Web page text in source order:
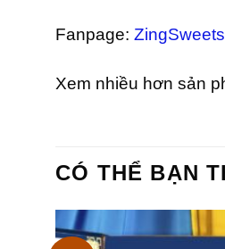
Fanpage:
Xem nhiều hơn sản
CÓ THỂ BẠN